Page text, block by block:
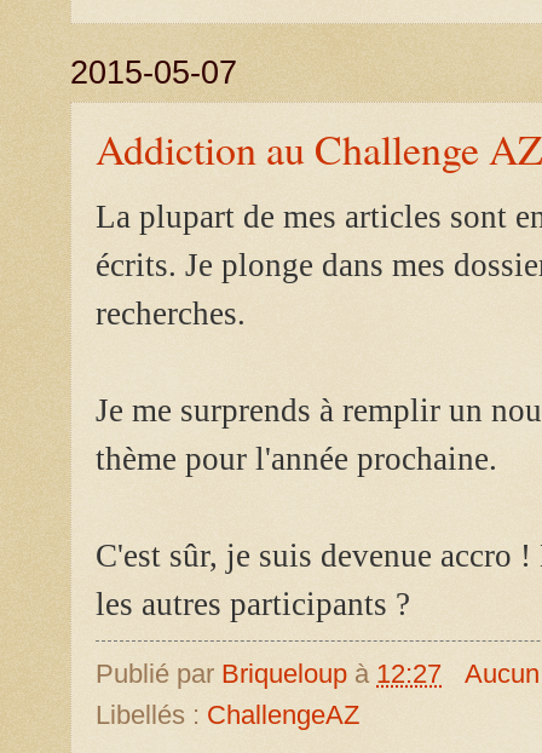
2015-05-07
Addiction au Challenge AZ
La plupart de mes articles sont
écrits. Je plonge dans mes
recherches.
Je me surprends à remplir un
thème pour l'année prochaine.
C'est sûr, je suis devenue accro
les autres participants ?
Publié par Briqueloup à 12:27
Libellés : ChallengeAZ